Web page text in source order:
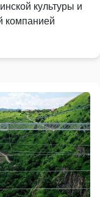
культуры и
компанией